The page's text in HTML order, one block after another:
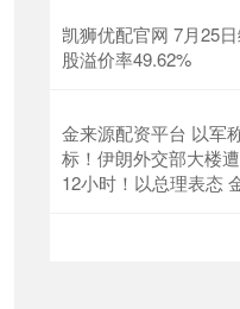
凯狮优配官网 7月25
股溢价率49.62%
金来源配资平台 以军
标！伊朗外交部大楼
12小时！以总理表态